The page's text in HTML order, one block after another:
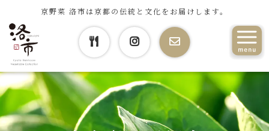
京野菜 洛市は京都の伝統と文化をお届けします。